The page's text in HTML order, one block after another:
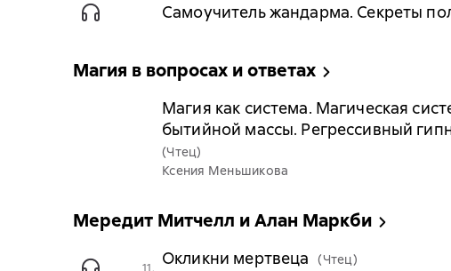
Самоучитель жандарма. Секреты
Магия в вопросах и ответах
Магия как система. Магическая
бытийной массы. Регрессивный
(Чтец)
Ксения Меньшикова
Мередит Митчелл и Алан Маркби
11. Окликни мертвеца
(Чтец)